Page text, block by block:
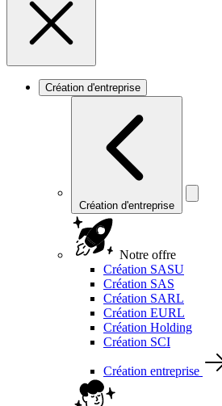
Création d'entreprise
Création d'entreprise
Notre offre
Création SASU
Création SAS
Création SARL
Création EURL
Création Holding
Création SCI
Création entreprise